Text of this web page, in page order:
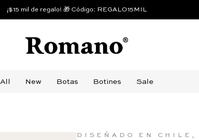
¡$15 mil de regalo! 🎁 Código: REGALO15MIL
All New Botas Botines Sale
DISEÑADO EN CHILE,